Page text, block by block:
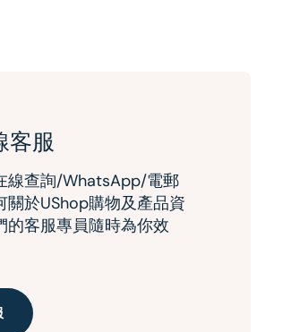
客服
線查詢/WhatsApp/電郵
關於UShop購物及產品資
的客服專員隨時為你效